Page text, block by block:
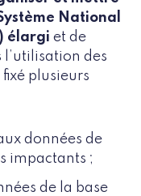
National
élargi et de
l’utilisation des
fixé plusieurs
données de
impactants ;
de la base